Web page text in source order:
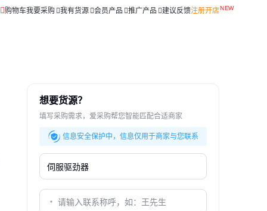
购物车我要采购 我有货源 会员产品 推广产品 建议反馈注册开店
想要货源？
填写采购需求，爱采购帮您智能匹配合适商家
信息安全保护中，信息仅用于商家与您联系